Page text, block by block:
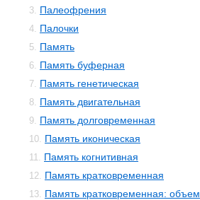
3. Палеофрения
4. Палочки
5. Память
6. Память буферная
7. Память генетическая
8. Память двигательная
9. Память долговременная
10. Память иконическая
11. Память когнитивная
12. Память кратковременная
13. Память кратковременная: объем